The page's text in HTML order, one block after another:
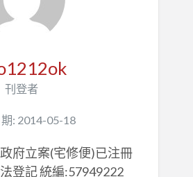
刊登者
: 2014-05-18
府立案(宅修便)已注冊
登記 統編:57949222